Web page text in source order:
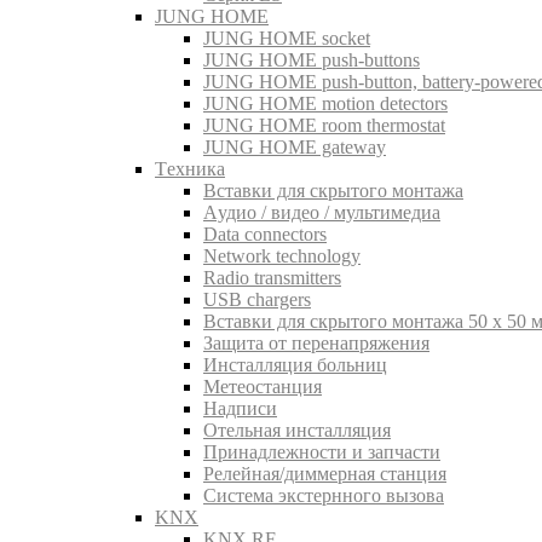
JUNG HOME
JUNG HOME socket
JUNG HOME push-buttons
JUNG HOME push-button, battery-
JUNG HOME motion detectors
JUNG HOME room thermostat
JUNG HOME gateway
Tехника
Вставки для скрытого монтажа
Aудио / видео / мультимедиа
Data connectors
Network technology
Radio transmitters
USB chargers
Вставки для скрытого монтажа 50 x 50
Защита от перенапряжения
Инсталляция больниц
Метеостанция
Надписи
Отельная инсталляция
Принадлежности и запчасти
Релейная/диммерная станция
Система экстернного вызова
KNX